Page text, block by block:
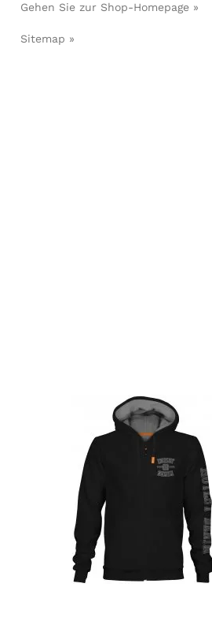
Gehen Sie zur Shop-Homepage »
Sitemap »